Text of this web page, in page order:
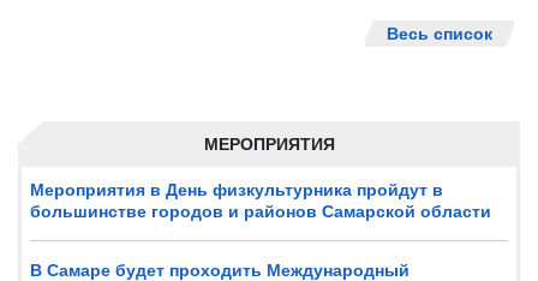
МЕРОПРИЯТИЯ
Мероприятия в День физкультурника пройдут в
большинстве городов и районов Самарской области
В Самаре будет проходить Международный
Весь список